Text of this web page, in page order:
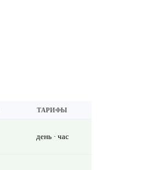
ТАРИФЫ
день · час